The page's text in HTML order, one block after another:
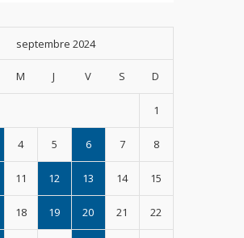
septembre 2024
M J V S D
1
4 5 6 7 8
11 12 13 14 15
18 19 20 21 22